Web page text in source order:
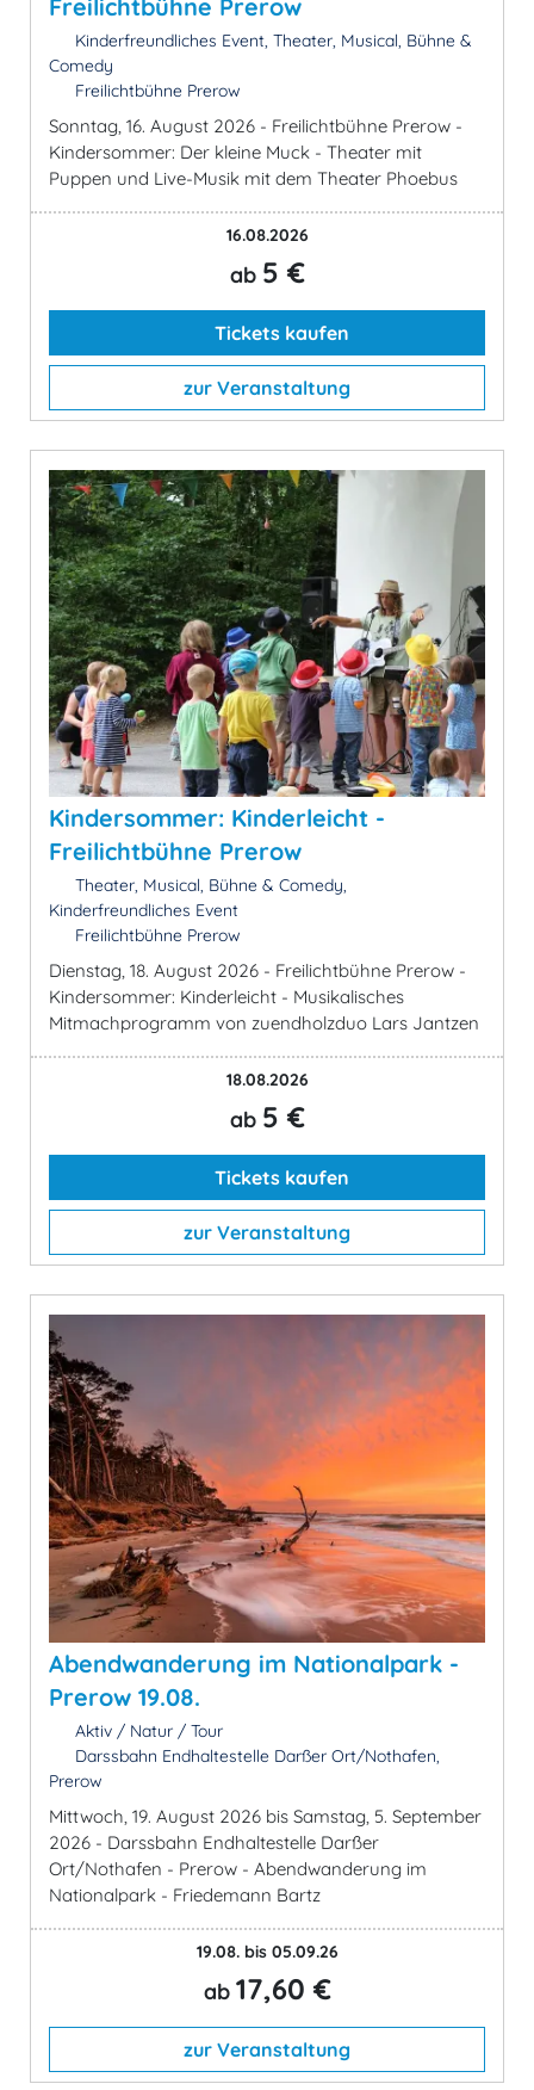
Freilichtbühne Prerow
Kinderfreundliches Event, Theater, Musical, Bühne &
Comedy
Freilichtbühne Prerow
Sonntag, 16. August 2026 - Freilichtbühne Prerow -
Kindersommer: Der kleine Muck - Theater mit
Puppen und Live-Musik mit dem Theater Phoebus
16.08.2026
ab 5 €
Tickets kaufen
zur Veranstaltung
Kindersommer: Kinderleicht -
Freilichtbühne Prerow
Theater, Musical, Bühne & Comedy,
Kinderfreundliches Event
Freilichtbühne Prerow
Dienstag, 18. August 2026 - Freilichtbühne Prerow -
Kindersommer: Kinderleicht - Musikalisches
Mitmachprogramm von zuendholzduo Lars Jantzen
18.08.2026
ab 5 €
Tickets kaufen
zur Veranstaltung
Abendwanderung im Nationalpark -
Prerow 19.08.
Aktiv / Natur / Tour
Darssbahn Endhaltestelle Darßer Ort/Nothafen,
Prerow
Mittwoch, 19. August 2026 bis Samstag, 5. September
2026 - Darssbahn Endhaltestelle Darßer
Ort/Nothafen - Prerow - Abendwanderung im
Nationalpark - Friedemann Bartz
19.08. bis 05.09.26
ab 17,60 €
zur Veranstaltung